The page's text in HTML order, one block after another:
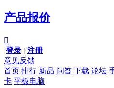
产品报价

登录 | 注册
意见反馈
首页 排行 新品 问答 下载 论坛
卡 平板电脑